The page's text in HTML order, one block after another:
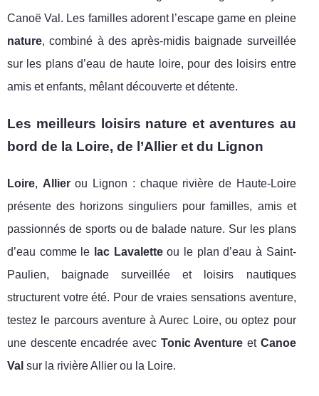
Canoë Val. Les familles adorent l’escape game en pleine
nature, combiné à des après-midis baignade surveillée
sur les plans d’eau de haute loire, pour des loisirs entre
amis et enfants, mêlant découverte et détente.
Les meilleurs loisirs nature et aventures au
bord de la Loire, de l’Allier et du Lignon
Loire, Allierou Lignon : chaque rivière de Haute-Loire
présente des horizons singuliers pour familles, amis et
passionnés de sports ou de balade nature. Sur les plans
d’eau comme le lac Lavaletteou le plan d’eau à Saint-
Paulien, baignade surveillée et loisirs nautiques
structurent votre été. Pour de vraies sensations aventure,
testez le parcours aventure à Aurec Loire, ou optez pour
une descente encadrée avec Tonic Aventure et Canoe
Val sur la rivière Allier ou la Loire.